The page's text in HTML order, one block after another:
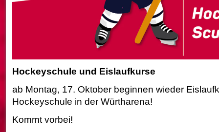
Hockeyschule und Eislaufkurse
ab Montag, 17. Oktober beginnen wieder
Hockeyschule in der Würtharena!
Kommt vorbei!